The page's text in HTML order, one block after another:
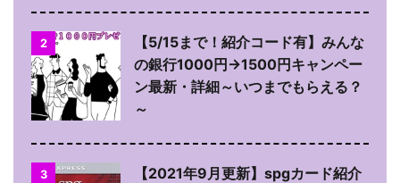
2
【5/15まで！紹介コード有】みんな
の銀行1000円→1500円キャンペー
ン最新・詳細～いつまでもらえる？
～
3
【2021年9月更新】spgカード紹介